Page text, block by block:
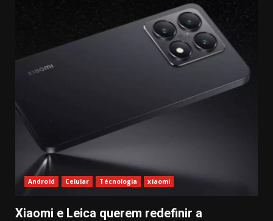
Android Celular Técnologia xiaomi
Xiaomi e Leica querem redefinir a